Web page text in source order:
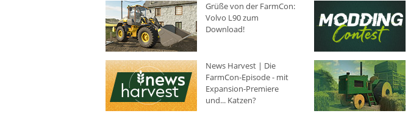
Grüße von der FarmCon:
Volvo L90 zum
Download!
News Harvest | Die
FarmCon-Episode - mit
Expansion-Premiere
und... Katzen?